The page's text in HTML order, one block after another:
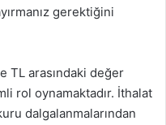
gerektiğini
TL arasındaki değer
rol oynamaktadır. İthalat
dalgalanmalarından